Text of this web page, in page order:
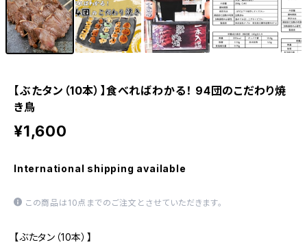
【ぶたタン（10本）】食べればわかる！ 94団のこだわり焼
き鳥
¥1,600
International shipping available
この商品は10点までのご注文とさせていただきます。
【ぶたタン（10本）】